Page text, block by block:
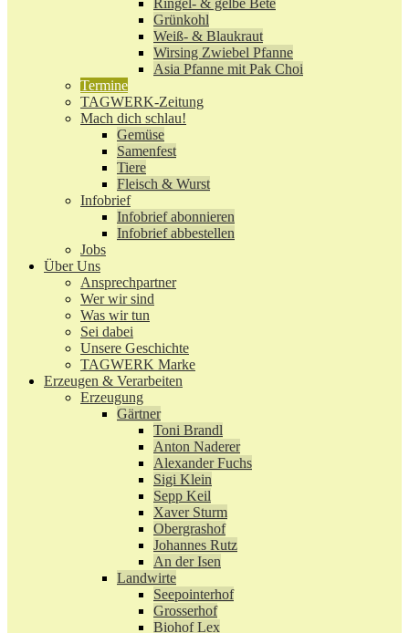
Ringel- & gelbe Bete
Grünkohl
Weiß- & Blaukraut
Wirsing Zwiebel Pfanne
Asia Pfanne mit Pak Choi
Termine
TAGWERK-Zeitung
Mach dich schlau!
Gemüse
Samenfest
Tiere
Fleisch & Wurst
Infobrief
Infobrief abonnieren
Infobrief abbestellen
Jobs
Über Uns
Ansprechpartner
Wer wir sind
Was wir tun
Sei dabei
Unsere Geschichte
TAGWERK Marke
Erzeugen & Verarbeiten
Erzeugung
Gärtner
Toni Brandl
Anton Naderer
Alexander Fuchs
Sigi Klein
Sepp Keil
Xaver Sturm
Obergrashof
Johannes Rutz
An der Isen
Landwirte
Seepointerhof
Grosserhof
Biohof Lex